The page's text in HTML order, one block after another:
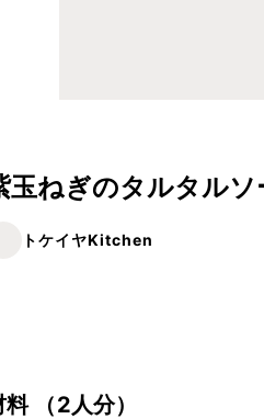
玉ねぎのタルタル
トケイヤKitchen
料 （2人分）